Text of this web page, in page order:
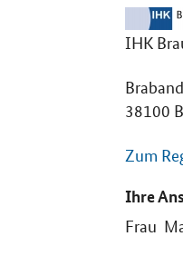
IHK
38100
Zum
Ihre
Frau